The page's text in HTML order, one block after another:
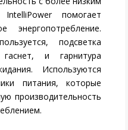
IntelliPower помогает
энергопотребление.
подсветка
и гарнитура
Используются
питания, которые
производительность